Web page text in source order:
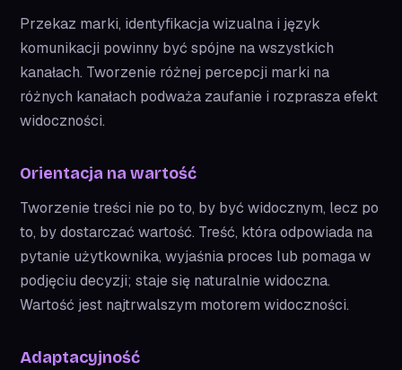
Przekaz marki, identyfikacja wizualna i język
komunikacji powinny być spójne na wszystkich
kanałach. Tworzenie różnej percepcji marki na
różnych kanałach podważa zaufanie i rozprasza efekt
widoczności.
Orientacja na wartość
Tworzenie treści nie po to, by być widocznym, lecz po
to, by dostarczać wartość. Treść, która odpowiada na
pytanie użytkownika, wyjaśnia proces lub pomaga w
podjęciu decyzji; staje się naturalnie widoczna.
Wartość jest najtrwalszym motorem widoczności.
Adaptacyjność